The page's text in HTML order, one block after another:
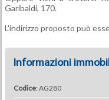
Garibaldi, 170.
L'indirizzo proposto può
Informazioni
Codice: AG280